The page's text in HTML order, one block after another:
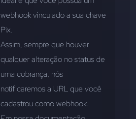
webhook vinculado a sua chave
Pix.
Assim, sempre que houver
qualquer alteração no status de
uma cobrança, nós
notificaremos a URL que você
cadastrou como webhook.